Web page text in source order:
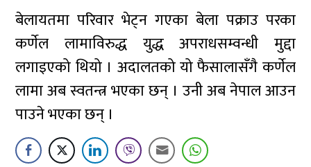
बेलायतमा परिवार भेट्न गएका बेला पक्राउ परका
कर्णेल लामाविरुद्ध युद्ध अपराधसम्वन्धी मुद्दा
लगाइएको थियो । अदालतको यो फैसालासँगै कर्णेल
लामा अब स्वतन्त्र भएका छन् । उनी अब नेपाल आउन
पाउने भएका छन् ।